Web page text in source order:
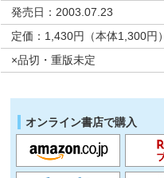
発売日：2003.07.23
定価：1,430円（本体1,300円）
×品切・重版未定
オンライン書店で購入